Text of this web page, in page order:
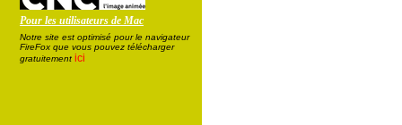
Pour les utilisateurs de Mac
Notre site est optimisé pour le navigateur
FireFox que vous pouvez télécharger
gratuitement ici